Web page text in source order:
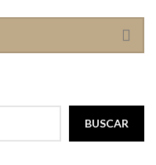
BUSCAR